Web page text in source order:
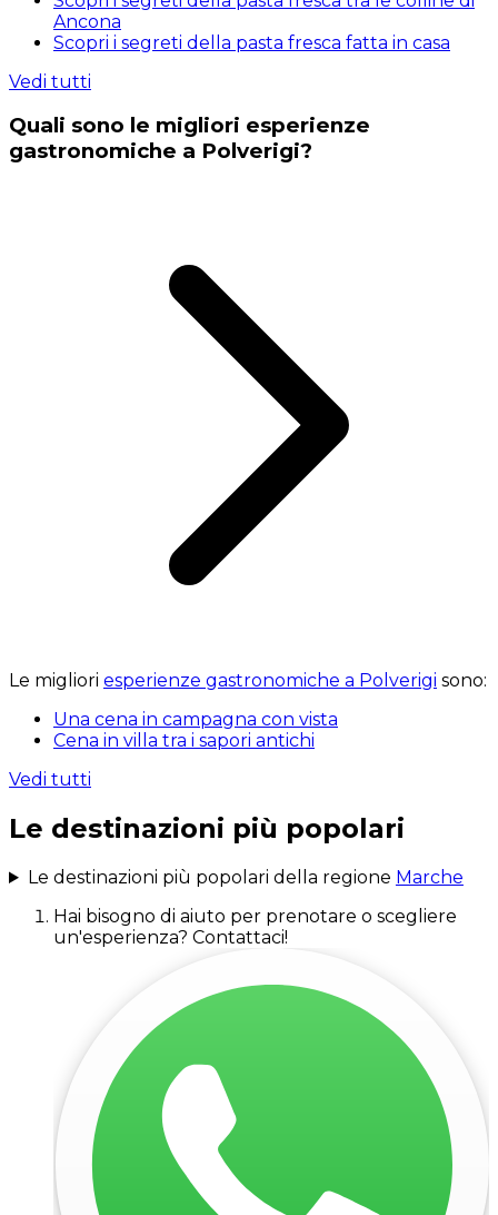
Ancona
Scopri i segreti della pasta fresca fatta in casa
Vedi tutti
Quali sono le migliori esperienze
gastronomiche a Polverigi?
Le migliori esperienze gastronomiche a Polverigi sono:
Una cena in campagna con vista
Cena in villa tra i sapori antichi
Vedi tutti
Le destinazioni più popolari
Le destinazioni più popolari della regione Marche
Hai bisogno di aiuto per prenotare o scegliere
un'esperienza? Contattaci!